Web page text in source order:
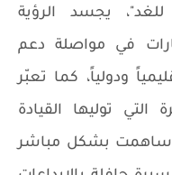
يجسد الرؤية
في مواصلة دعم
ودولياً، كما تعبّر
التي توليها القيادة
ساهمت بشكل مباشر